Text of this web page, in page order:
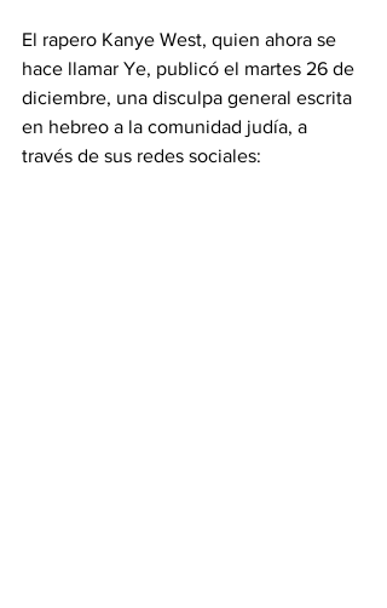
El rapero Kanye West, quien ahora se
hace llamar Ye, publicó el martes 26 de
diciembre, una disculpa general escrita
en hebreo a la comunidad judía, a
través de sus redes sociales: